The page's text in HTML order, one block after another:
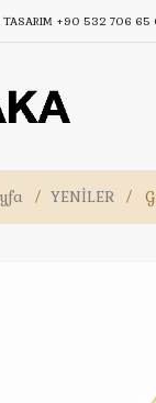
TASARIM +90 532 706 65
/ YENİLER /